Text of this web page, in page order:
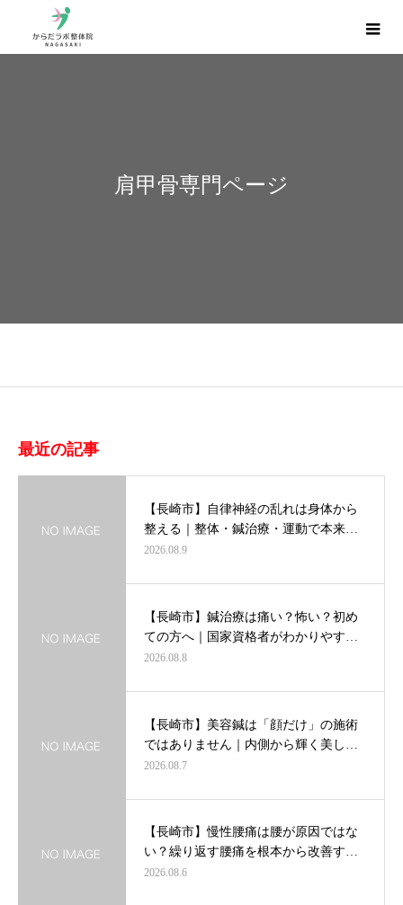
肩甲骨専門ページ
最近の記事
【長崎市】自律神経の乱れは身体から
整える｜整体・鍼治療・運動で本来…
2026.08.9
【長崎市】鍼治療は痛い？怖い？初め
ての方へ｜国家資格者がわかりやす…
2026.08.8
【長崎市】美容鍼は「顔だけ」の施術
ではありません｜内側から輝く美し…
2026.08.7
【長崎市】慢性腰痛は腰が原因ではな
い？繰り返す腰痛を根本から改善す…
2026.08.6